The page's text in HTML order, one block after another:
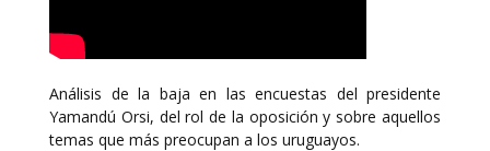
Análisis de la baja en las encuestas del presidente
Yamandú Orsi, del rol de la oposición y sobre aquellos
temas que más preocupan a los uruguayos.